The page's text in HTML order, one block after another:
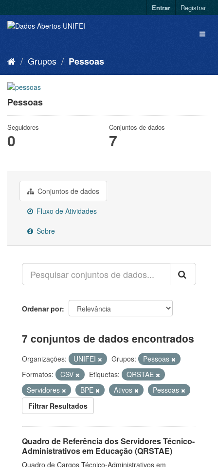
Entrar Registrar
Grupos Pessoas
Pessoas
Seguidores
0
Conjuntos de dados
7
Conjuntos de dados
Fluxo de Atividades
Sobre
Ordenar por
7 conjuntos de dados encontrados
Organizações: UNIFEI Grupos:
Pessoas
Formatos:
CSV Etiquetas:
QRSTAE
Servidores
BPE Ativos
Pessoas
Filtrar Resultados
Quadro de Referência dos Servidores Técnico-
Administrativos em Educação (QRSTAE)
Quadro de Cargos Técnico-Administrativos em